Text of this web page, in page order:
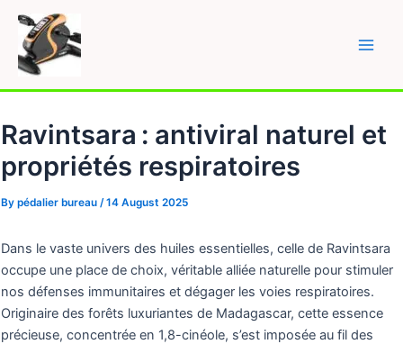
content
Ravintsara : antiviral naturel et
propriétés respiratoires
By pédalier bureau /14 August 2025
Dans le vaste univers des huiles essentielles, celle de Ravintsara
occupe une place de choix, véritable alliée naturelle pour stimuler
nos défenses immunitaires et dégager les voies respiratoires.
Originaire des forêts luxuriantes de Madagascar, cette essence
précieuse, concentrée en 1,8-cinéole, s’est imposée au fil des